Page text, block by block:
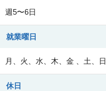
週5〜6日
就業曜日
月、火、水、木、金 、土、日
休日